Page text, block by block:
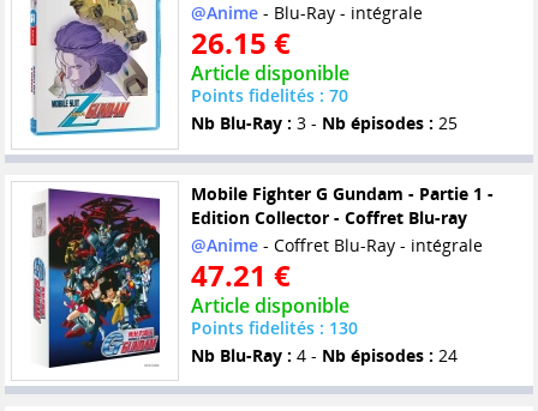
@Anime- Blu-Ray - intégrale
26.15 €
Article disponible
Points fidelités : 70
Nb Blu-Ray : 3 - Nb épisodes : 25
Mobile Fighter G Gundam - Partie 1 -
Edition Collector - Coffret Blu-ray
@Anime- Coffret Blu-Ray - intégrale
47.21 €
Article disponible
Points fidelités : 130
Nb Blu-Ray : 4 - Nb épisodes : 24